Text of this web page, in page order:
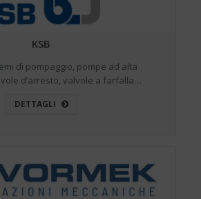
KSB
di pompaggio, pompe ad alta
d’arresto, valvole a farfalla…
DETTAGLI